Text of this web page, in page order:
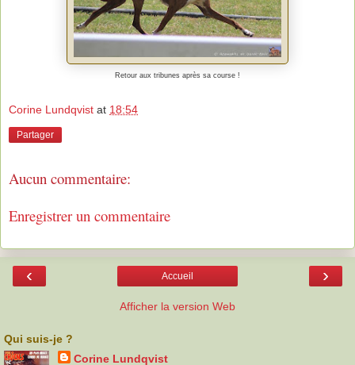
Retour aux tribunes après sa course !
Corine Lundqvist at 18:54
Partager
Aucun commentaire:
Enregistrer un commentaire
‹ ›
Accueil
Afficher la version Web
Qui suis-je ?
Corine Lundqvist